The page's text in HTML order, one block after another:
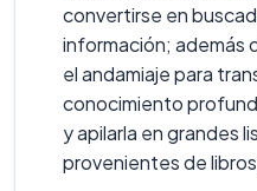
convertirse en
información; además
el andamiaje para
conocimiento
y apilarla en grandes
provenientes de